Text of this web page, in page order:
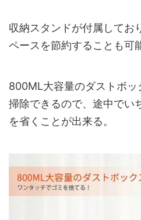
収納スタンドが付属してお
ペースを節約することも可
800ML大容量のダストボッ
掃除できるので、途中でい
を省くことが出来る。